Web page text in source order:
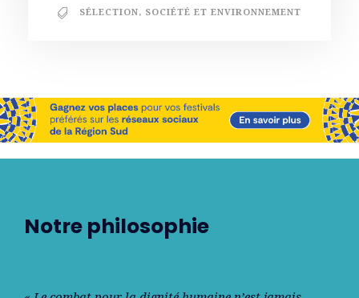
SÉLECTION, SOCIÉTÉ ET ENVIRONNEMENT
Notre philosophie